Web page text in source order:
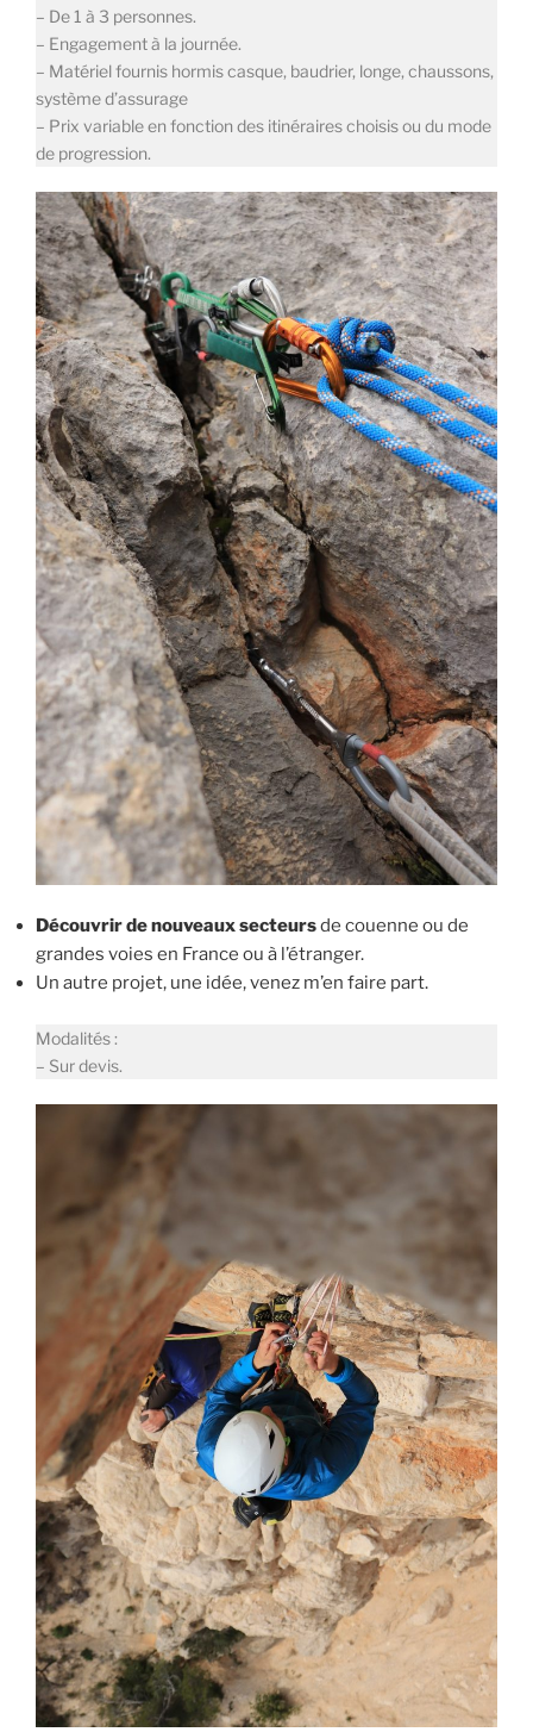
– De 1 à 3 personnes.
– Engagement à la journée.
– Matériel fournis hormis casque, baudrier, longe, chaussons,
système d’assurage
– Prix variable en fonction des itinéraires choisis ou du mode
de progression.
Découvrir de nouveaux secteursde couenne ou de
grandes voies en France ou à l’étranger.
Un autre projet, une idée, venez m’en faire part.
Modalités :
– Sur devis.